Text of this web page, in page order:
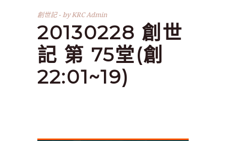
創世記 byKRC Admin
20130228 創世
記 第 75堂(創
22:01~19)